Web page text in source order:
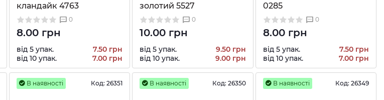
кландайк 4763
0
8.00 грн
від 5 упак.
7.50 грн
від 10 упак.
7.00 грн
золотий 5527
0
10.00 грн
від 5 упак.
9.50 грн
від 10 упак.
9.00 грн
0285
0
8.00 грн
від 5 упак.
7.50 грн
від 10 упак.
7.00 грн
В наявності Код: 26351 В наявності Код: 26350 В наявності Код: 26349